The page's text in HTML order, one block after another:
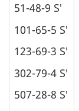
51-48-9 S′
101-65-5 S′
123-69-3 S′
302-79-4 S′
507-28-8 S′